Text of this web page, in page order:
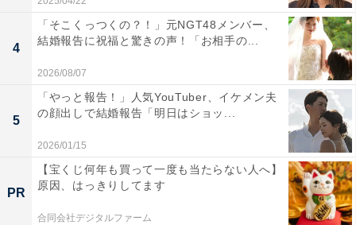
4
「そこくっつくの？！」元NGT48メンバー、
結婚報告に祝福と驚きの声！「お相手の...
2026/08/07
5
「やっと報告！」人気YouTuber、イケメン夫
の顔出しで結婚報告「明日はショッ...
2026/01/15
PR
【宝くじ何年も買って一度も当たらない人へ】
原因、はっきりしてます
合同会社デジタルファーム